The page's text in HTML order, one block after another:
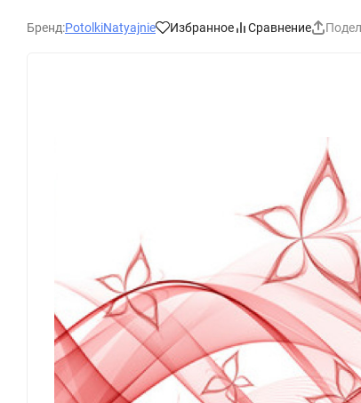
Бренд:PotolkiNatyajnie Избранное Сравнение